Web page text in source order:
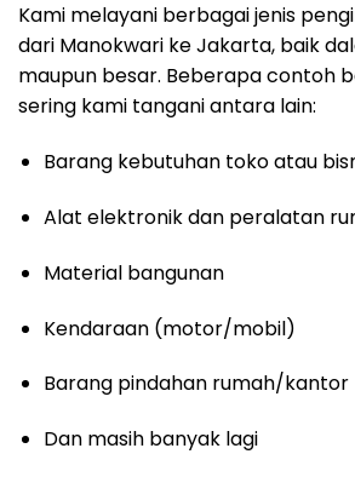
Kami melayani berbagai jenis
dari Manokwari ke Jakarta, baik
maupun besar. Beberapa contoh
sering kami tangani antara lain:
Barang kebutuhan toko atau
Alat elektronik dan peralatan
Material bangunan
Kendaraan (motor/mobil)
Barang pindahan rumah/kantor
Dan masih banyak lagi